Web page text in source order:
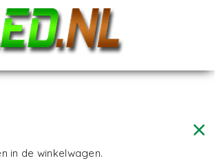
in de winkelwagen.